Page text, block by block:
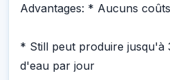
Advantages: * Aucuns
* Still peut produire jusqu'à
d'eau par jour